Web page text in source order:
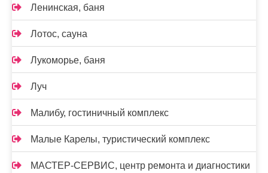
Ленинская, баня
Лотос, сауна
Лукоморье, баня
Луч
Малибу, гостиничный комплекс
Малые Карелы, туристический комплекс
МАСТЕР-СЕРВИС, центр ремонта и диагностики